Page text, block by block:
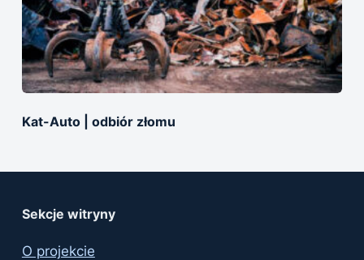
Kat-Auto | оdbiór złomu
Sekcje witryny
O projekcie